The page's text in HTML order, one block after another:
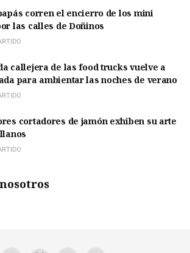
corren el encierro de los mini
las calles de Doñinos
callejera de las food trucks vuelve a
para ambientar las noches de verano
cortadores de jamón exhiben su arte